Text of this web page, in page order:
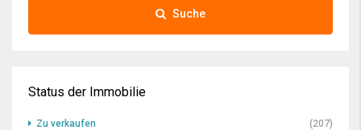
Suche
Status der Immobilie
Zu verkaufen
(207)